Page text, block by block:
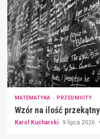
MATEMATYKA PRZEDMIOTY
Wzór na ilość
Karol Kucharski 9 lipca 2026